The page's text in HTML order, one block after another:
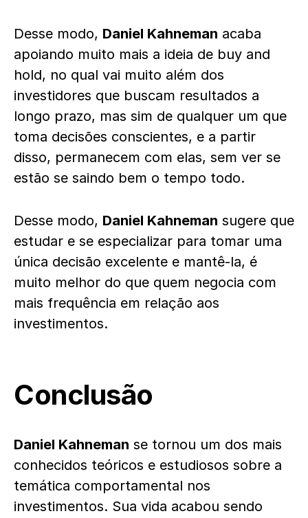
Desse modo, Daniel Kahneman acaba
apoiando muito mais a ideia de buy and
hold, no qual vai muito além dos
investidores que buscam resultados a
longo prazo, mas sim de qualquer um que
toma decisões conscientes, e a partir
disso, permanecem com elas, sem ver se
estão se saindo bem o tempo todo.
Desse modo, Daniel Kahneman sugere que
estudar e se especializar para tomar uma
única decisão excelente e mantê-la, é
muito melhor do que quem negocia com
mais frequência em relação aos
investimentos.
Conclusão
Daniel Kahneman se tornou um dos mais
conhecidos teóricos e estudiosos sobre a
temática comportamental nos
investimentos. Sua vida acabou sendo